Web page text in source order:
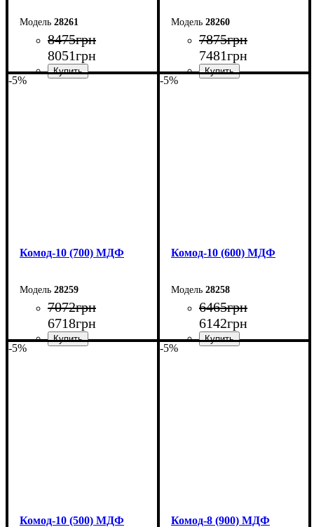
28261
8475грн
8051грн
28260
7875грн
7481грн
-5%
Комод-10 (700) МДФ
28259
7072грн
6718грн
-5%
Комод-10 (600) МДФ
28258
6465грн
6142грн
-5%
Комод-10 (500) МДФ
-5%
Комод-8 (900) МДФ